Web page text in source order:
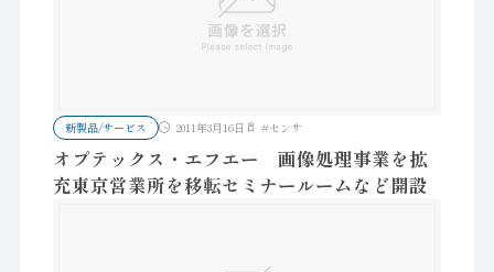
新製品/サービス 2011年3月16日 #センサ
オプテックス・エフエー 画像処理事業を拡
充東京営業所を移転セミナールームなど開設